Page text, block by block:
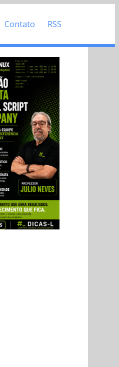
Contato RSS